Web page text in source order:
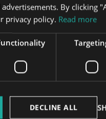
By clicking
privacy policy. Read more
DECLINE ALL